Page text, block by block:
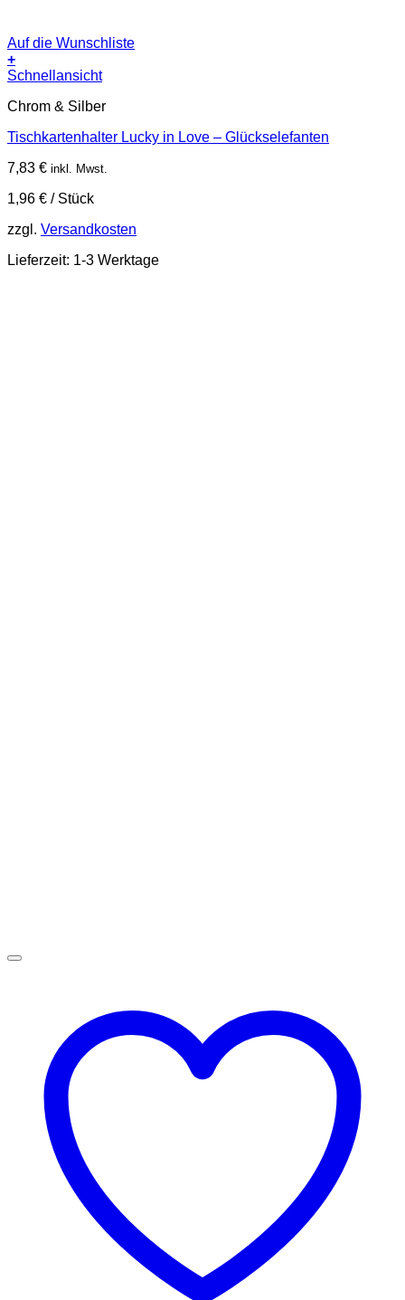
Auf die Wunschliste
+
Schnellansicht
Chrom & Silber
Tischkartenhalter Lucky in Love – Glückselefanten
7,83 € inkl. Mwst.
1,96 € / Stück
zzgl. Versandkosten
Lieferzeit: 1-3 Werktage